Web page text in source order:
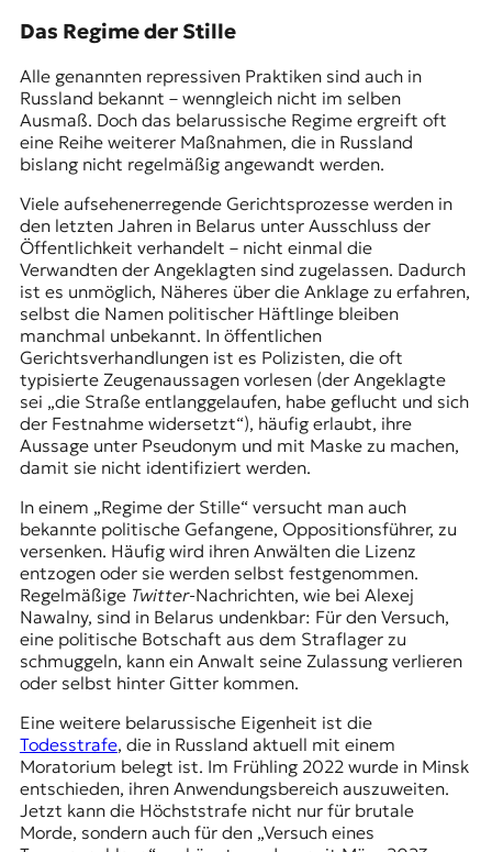
Das Regime der Stille
Alle genannten repressiven Praktiken sind auch in
Russland bekannt – wenngleich nicht im selben
Ausmaß. Doch das belarussische Regime ergreift oft
eine Reihe weiterer Maßnahmen, die in Russland
bislang nicht regelmäßig angewandt werden.
Viele aufsehenerregende Gerichtsprozesse werden in
den letzten Jahren in Belarus unter Ausschluss der
Öffentlichkeit verhandelt – nicht einmal die
Verwandten der Angeklagten sind zugelassen. Dadurch
ist es unmöglich, Näheres über die Anklage zu erfahren,
selbst die Namen politischer Häftlinge bleiben
manchmal unbekannt. In öffentlichen
Gerichtsverhandlungen ist es Polizisten, die oft
typisierte Zeugenaussagen vorlesen (der Angeklagte
sei „die Straße entlanggelaufen, habe geflucht und sich
der Festnahme widersetzt“), häufig erlaubt, ihre
Aussage unter Pseudonym und mit Maske zu machen,
damit sie nicht identifiziert werden.
In einem „Regime der Stille“ versucht man auch
bekannte politische Gefangene, Oppositionsführer, zu
versenken. Häufig wird ihren Anwälten die Lizenz
entzogen oder sie werden selbst festgenommen.
Regelmäßige Twitter-Nachrichten, wie bei Alexej
Nawalny, sind in Belarus undenkbar: Für den Versuch,
eine politische Botschaft aus dem Straflager zu
schmuggeln, kann ein Anwalt seine Zulassung verlieren
oder selbst hinter Gitter kommen.
Eine weitere belarussische Eigenheit ist die
Todesstrafe, die in Russland aktuell mit einem
Moratorium belegt ist. Im Frühling 2022 wurde in Minsk
entschieden, ihren Anwendungsbereich auszuweiten.
Jetzt kann die Höchststrafe nicht nur für brutale
Morde, sondern auch für den „Versuch eines